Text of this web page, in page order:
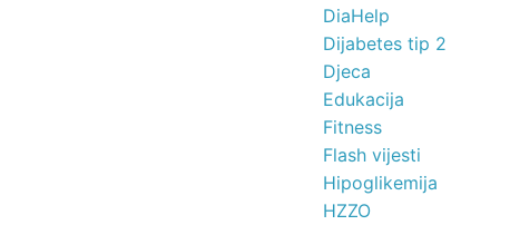
DiaHelp
Dijabetes tip 2
Djeca
Edukacija
Fitness
Flash vijesti
Hipoglikemija
HZZO